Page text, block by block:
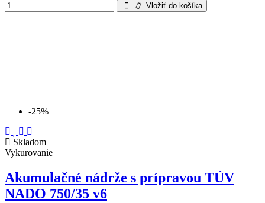
Vložiť do košíka
-25%
Skladom
Vykurovanie
Akumulačné nádrže s prípravou TÚV
NADO 750/35 v6